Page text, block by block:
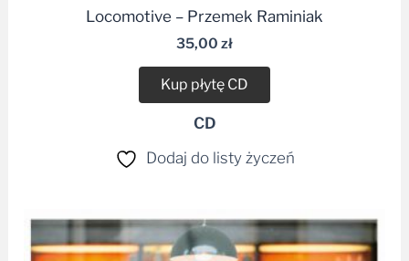
Locomotive – Przemek Raminiak
35,00 zł
Kup płytę CD
CD
Dodaj do listy życzeń